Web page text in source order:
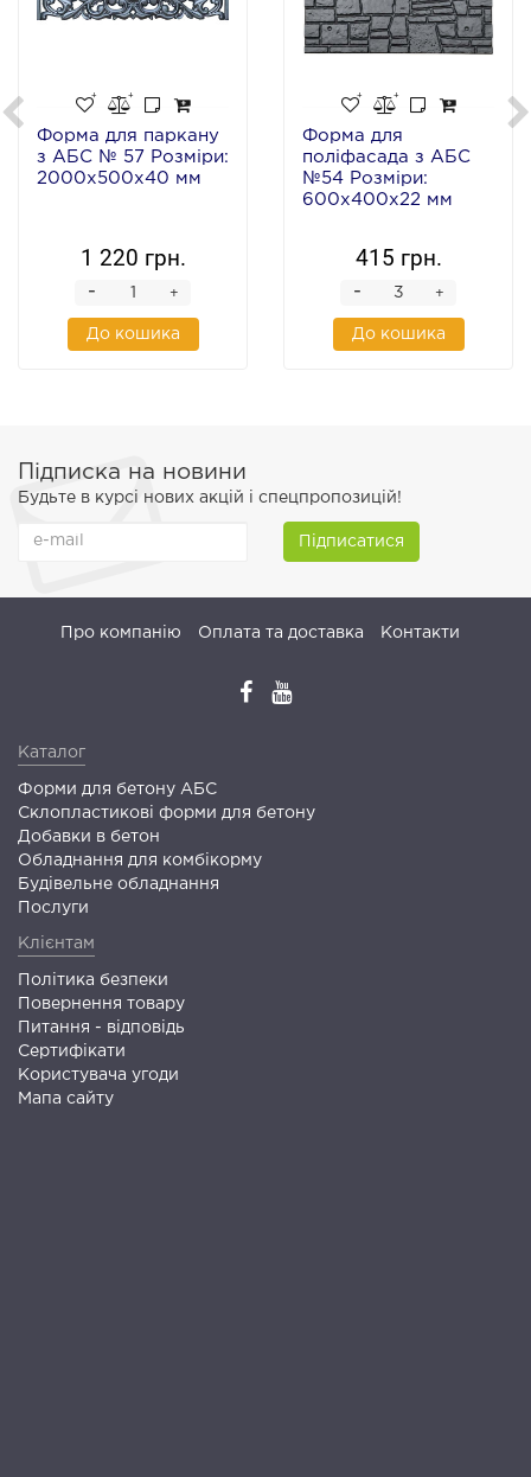
Форма для паркану
з АБС № 57 Розміри:
2000х500х40 мм
1 220 грн.
+
-
До кошика
Форма для
поліфасада з АБС
№54 Розміри:
600х400х22 мм
415 грн.
+
-
До кошика
Підписка на новини
Будьте в курсі нових акцій і спецпропозицій!
Підписатися
Про компанію Оплата та доставка Контакти
Каталог
Форми для бетону АБС
Склопластикові форми для бетону
Добавки в бетон
Обладнання для комбікорму
Будівельне обладнання
Послуги
Клієнтам
Політика безпеки
Повернення товару
Питання - відповідь
Сертифікати
Користувача угоди
Мапа сайту